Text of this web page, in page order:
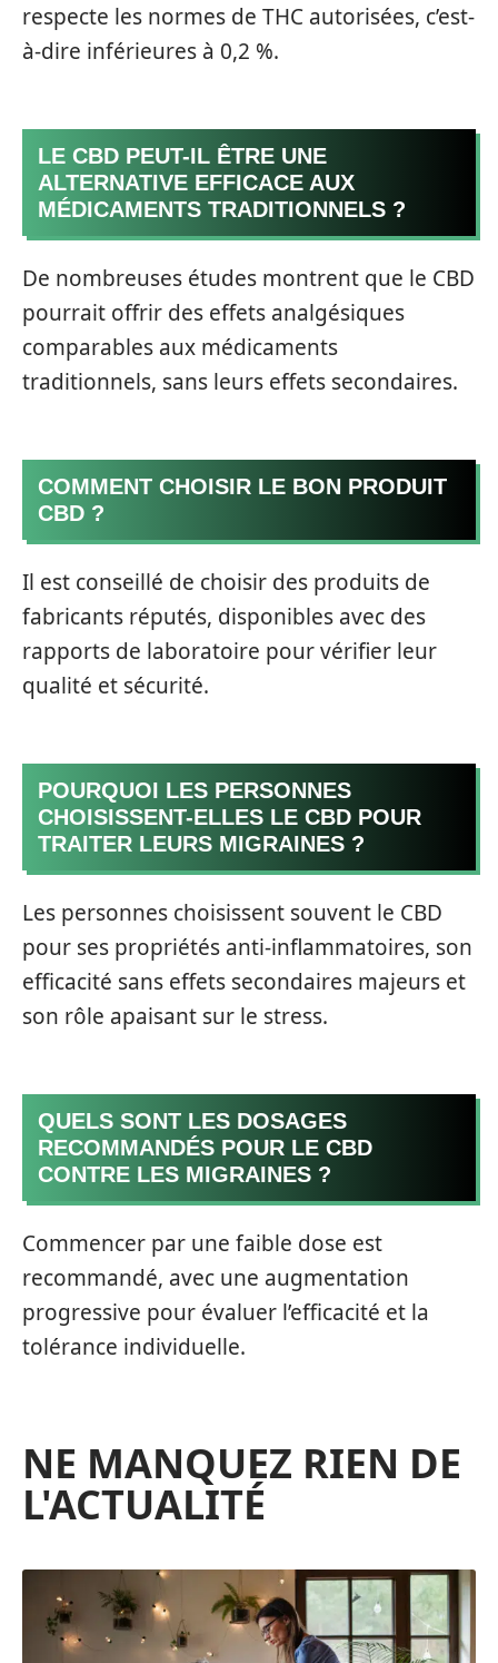
respecte les normes de THC autorisées, c’est-
à-dire inférieures à 0,2 %.
LE CBD PEUT-IL ÊTRE UNE
ALTERNATIVE EFFICACE AUX
MÉDICAMENTS TRADITIONNELS ?
De nombreuses études montrent que le CBD
pourrait offrir des effets analgésiques
comparables aux médicaments
traditionnels, sans leurs effets secondaires.
COMMENT CHOISIR LE BON PRODUIT
CBD ?
Il est conseillé de choisir des produits de
fabricants réputés, disponibles avec des
rapports de laboratoire pour vérifier leur
qualité et sécurité.
POURQUOI LES PERSONNES
CHOISISSENT-ELLES LE CBD POUR
TRAITER LEURS MIGRAINES ?
Les personnes choisissent souvent le CBD
pour ses propriétés anti-inflammatoires, son
efficacité sans effets secondaires majeurs et
son rôle apaisant sur le stress.
QUELS SONT LES DOSAGES
RECOMMANDÉS POUR LE CBD
CONTRE LES MIGRAINES ?
Commencer par une faible dose est
recommandé, avec une augmentation
progressive pour évaluer l’efficacité et la
tolérance individuelle.
NE MANQUEZ RIEN DE
L'ACTUALITÉ